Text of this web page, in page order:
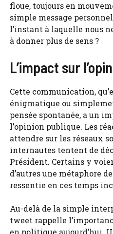
floue, toujours en
simple message
l’instant à laquelle nous
à donner plus de sens ?
L’impact sur
Cette communication,
énigmatique ou
pensée spontanée, a un
l’opinion publique. Les
attendre sur les réseaux
internautes tentent de
Président. Certains y
d’autres une métaphore
ressentie en ces temps
Au-delà de la simple
tweet rappelle
en politique aujourd’hui.